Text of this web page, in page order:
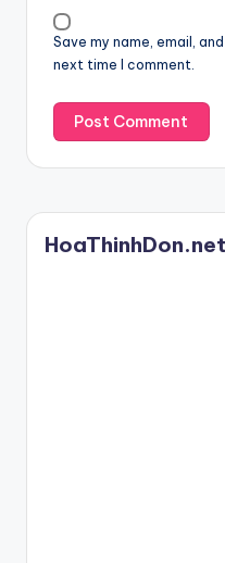
Save my name, email,
next time I comment.
HoaThinhDon.net